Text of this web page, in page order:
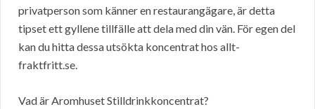
privatperson som känner en restaurangägare, är detta
tipset ett gyllene tillfälle att dela med din vän. För egen del
kan du hitta dessa utsökta koncentrat hos allt-
fraktfritt.se.
Vad är Aromhuset Stilldrinkkoncentrat?